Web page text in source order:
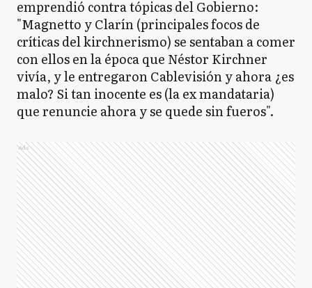
emprendió contra tópicas del Gobierno:
"Magnetto y Clarín (principales focos de
críticas del kirchnerismo) se sentaban a comer
con ellos en la época que Néstor Kirchner
vivía, y le entregaron Cablevisión y ahora ¿es
malo? Si tan inocente es (la ex mandataria)
que renuncie ahora y se quede sin fueros".
Ads